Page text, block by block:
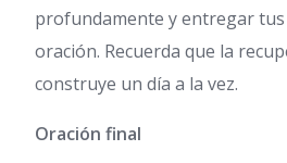
profundamente y entregar
oración. Recuerda que la
construye un día a la vez.
Oración final